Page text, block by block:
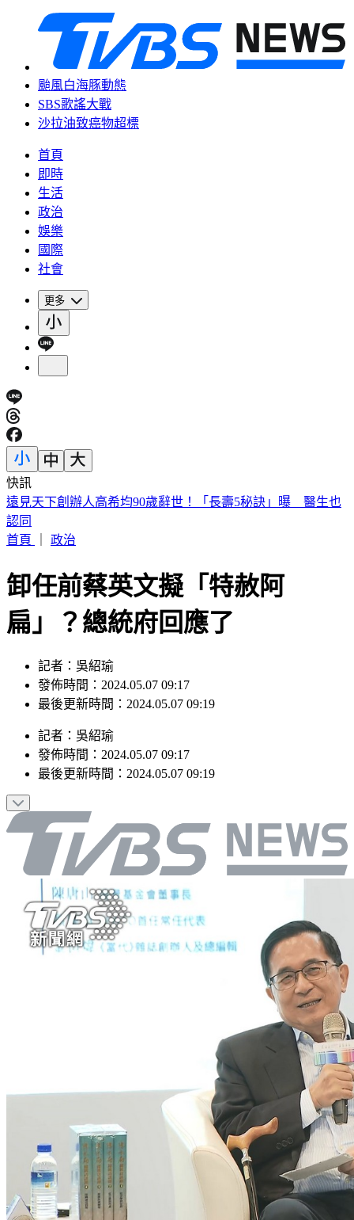
颱風白海豚動態
SBS歌謠大戰
沙拉油致癌物超標
首頁
即時
生活
政治
娛樂
國際
社會
更多
快訊
美股開盤／聯準會升息疑慮意外減緩！標普、那指「雙開高」
首頁
卸任前蔡英文擬「特赦阿
扁」？總統府回應了
發佈時間：2024.05.07 09:17
最後更新時間：2024.05.07 09:19
發佈時間：2024.05.07 09:17
最後更新時間：2024.05.07 09:19